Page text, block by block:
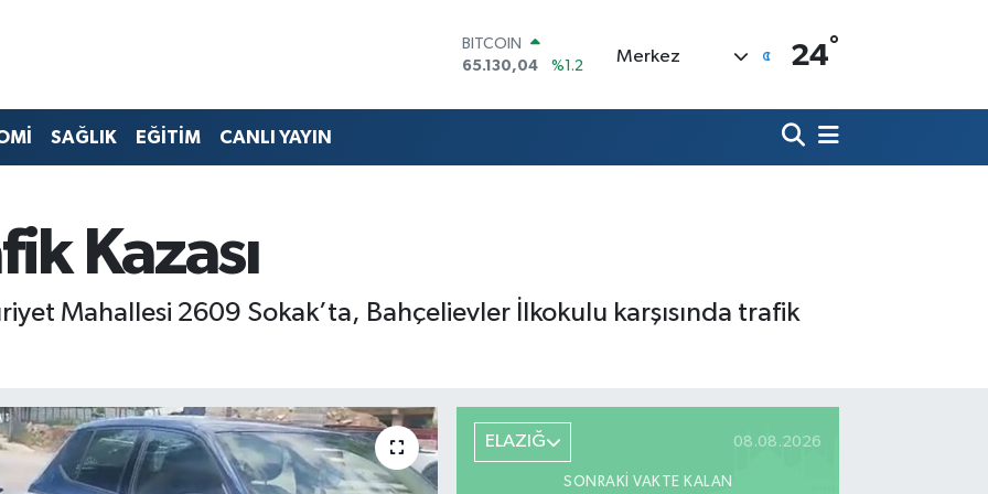
BITCOIN
65.130,04
%1.2
47,7436
%0.18
Merkez 24°
SAĞLIK EĞİTİM CANLI YAYIN
Kazası
Mahallesi 2609 Sokak’ta, Bahçelievler İlkokulu karşısında trafik
ELAZIĞ 08.08.2026
SONRAKI VAKTE KALAN